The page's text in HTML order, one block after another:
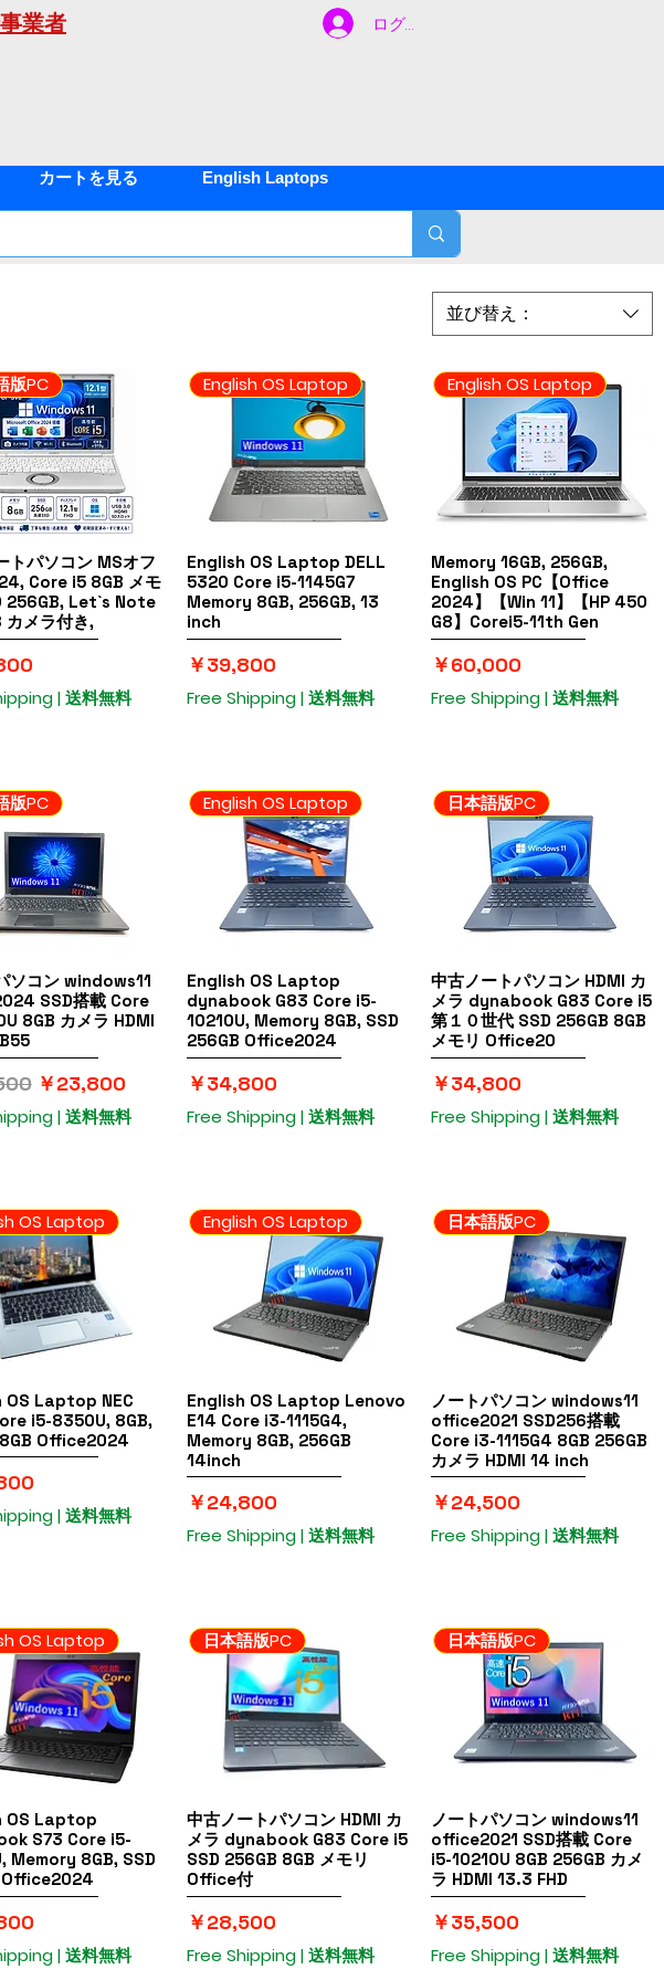
業者
年
間約 500
品
ログイン
TEL03
カートを見る English Laptops
並び替え：
クイックビュー
版PC
トパソコン MSオフ
Core i5 8GB メモ
256GB, Let`s Note
カメラ付き,
| 送料無料
クイックビュー
English OS Laptop
English OS Laptop DELL
5320 Core i5-1145G7
Memory 8GB, 256GB, 13
inch
価格
￥39,800
Free Shipping | 送料無料
クイックビュー
English OS Laptop
Memory 16GB, 256GB,
English OS PC【Office
2024】【Win 11】【HP 450
G8】Corei5-11th Gen
価格
￥60,000
Free Shipping | 送料無料
クイックビュー
版PC
ソコン windows11
SSD搭載 Core
8GB カメラ HDMI
セール価格
￥23,800
| 送料無料
クイックビュー
English OS Laptop
English OS Laptop
dynabook G83 Core i5-
10210U, Memory 8GB, SSD
256GB Office2024
価格
￥34,800
Free Shipping | 送料無料
クイックビュー
日本語版PC
中古ノートパソコン HDMI カ
メラ dynabook G83 Core i5
第１０世代 SSD 256GB 8GB
メモリ Office20
価格
￥34,800
Free Shipping | 送料無料
クイックビュー
OS Laptop
OS Laptop NEC
i5-8350U, 8GB,
Office2024
| 送料無料
クイックビュー
English OS Laptop
English OS Laptop Lenovo
E14 Core i3-1115G4,
Memory 8GB, 256GB
14inch
価格
￥24,800
Free Shipping | 送料無料
クイックビュー
日本語版PC
ノートパソコン windows11
office2021 SSD256搭載
Core i3-1115G4 8GB 256GB
カメラ HDMI 14 inch
価格
￥24,500
Free Shipping | 送料無料
クイックビュー
OS Laptop
OS Laptop
S73 Core i5-
Memory 8GB, SSD
Office2024
| 送料無料
クイックビュー
日本語版PC
中古ノートパソコン HDMI カ
メラ dynabook G83 Core i5
SSD 256GB 8GB メモリ
Office付
価格
￥28,500
Free Shipping | 送料無料
クイックビュー
日本語版PC
ノートパソコン windows11
office2021 SSD搭載 Core
i5-10210U 8GB 256GB カメ
ラ HDMI 13.3 FHD
価格
￥35,500
Free Shipping | 送料無料